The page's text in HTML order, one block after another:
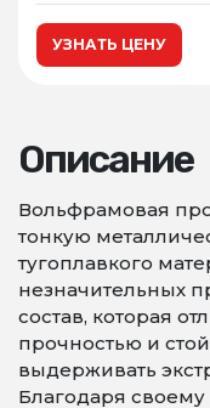
УЗНАТЬ ЦЕНУ
Описание
Вольфрамовая
тонкую
тугоплавкого
незначительных
состав, которая
прочностью и
выдерживать
Благодаря